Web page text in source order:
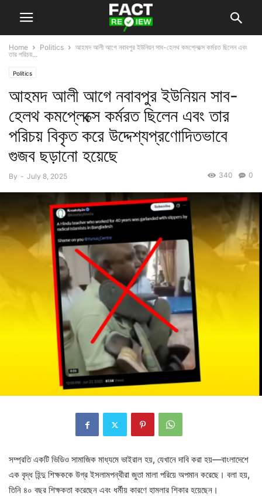
Home Politics
আহমদ আলী আগে নবাবপুর ইউনিয়ন সাব-হেলথ কমপ্লেক্সে কর্মরত ছিলেন এবং
তার পরিচয়...
Politics
আহমদ আলী আগে নবাবপুর ইউনিয়ন সাব-
হেলথ কমপ্লেক্সে কর্মরত ছিলেন এবং তার
পরিচয় বিকৃত করে উদ্দেশ্যপ্রণোদিতভাবে
গুজব ছড়ানো হয়েছে
By - July 8, 2025 0
340
সম্প্রতি একটি ভিডিও সামাজিক মাধ্যমে ভাইরাল হয়, যেখানে দাবি করা হয়—বাংলাদেশে
এক বৃদ্ধ হিন্দু শিক্ষককে উগ্র ইসলামপন্থীরা জুতা মালা পরিয়ে অপমান করেছে। বলা হয়,
তিনি ৪০ বছর শিক্ষকতা করেছেন এবং ধর্মীয় কারণে হামলার শিকার হয়েছেন।